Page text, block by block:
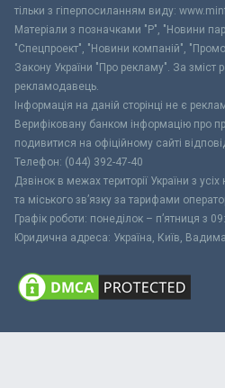
тільки з гіперпосиланням виду:
Матеріали з позначками "Р", "Новини
"Спецпроект", "Новини компаній",
Закону України "Про рекламу". За зміст
рекламодавець.
Інформація на даній сторінці не є
Верифіковану банком інформацію про
подивитися на офіційному сайті
Телефон: (044) 392-47-40
Дзвінок в межах території України з
та міського зв’язку за тарифами
Графік роботи: понеділок – п’ятниця з
Юридична адреса: Україна, Київ,